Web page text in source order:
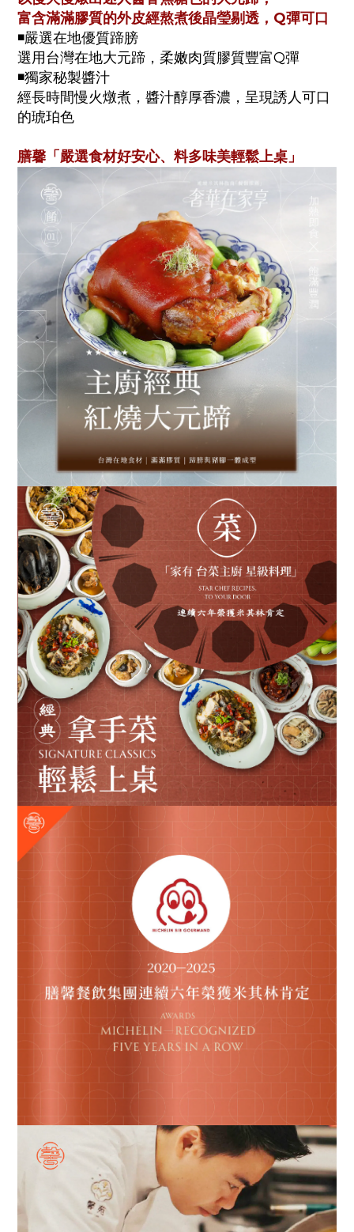
富含滿滿膠質的外皮經熬煮後晶瑩剔透，Q彈可口
◾嚴選在地優質蹄膀
選用台灣在地大元蹄，柔嫩肉質膠質豐富Q彈
◾獨家秘製醬汁
經長時間慢火燉煮，醬汁醇厚香濃，呈現誘人可口
的琥珀色
膳馨「嚴選食材好安心、料多味美輕鬆上桌」